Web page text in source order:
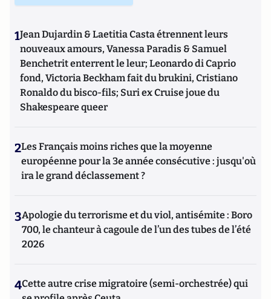
1Jean Dujardin & Laetitia Casta étrennent leurs
nouveaux amours, Vanessa Paradis & Samuel
Benchetrit enterrent le leur; Leonardo di Caprio
fond, Victoria Beckham fait du brukini, Cristiano
Ronaldo du bisco-fils; Suri ex Cruise joue du
Shakespeare queer
2Les Français moins riches que la moyenne
européenne pour la 3e année consécutive : jusqu'où
ira le grand déclassement ?
3Apologie du terrorisme et du viol, antisémite : Boro
700, le chanteur à cagoule de l’un des tubes de l’été
2026
4Cette autre crise migratoire (semi-orchestrée) qui